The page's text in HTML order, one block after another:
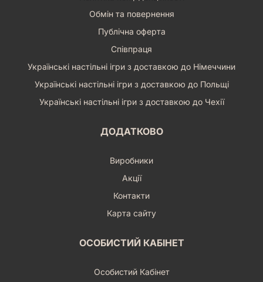
Обмін та повернення
Публічна оферта
Співпраця
Українські настільні ігри з доставкою до Німеччини
Українські настільні ігри з доставкою до Польщі
Українські настільні ігри з доставкою до Чехії
ДОДАТКОВО
Виробники
Акції
Контакти
Карта сайту
ОСОБИСТИЙ КАБІНЕТ
Особистий Кабінет